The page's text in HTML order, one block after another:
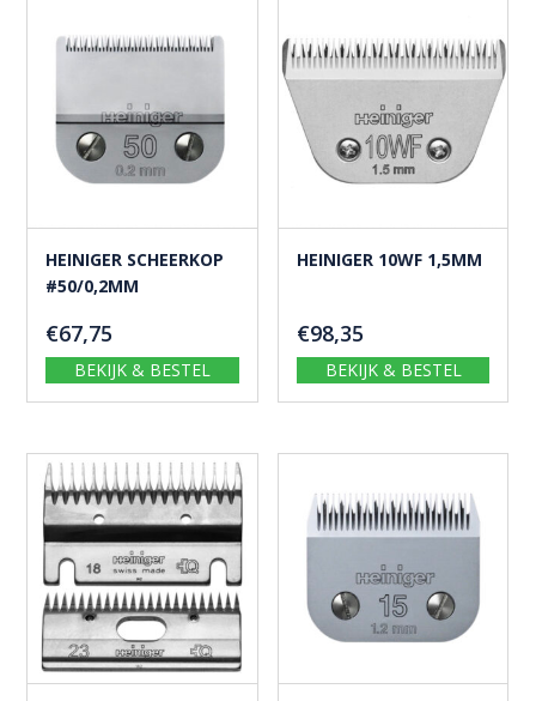
HEINIGER SCHEERKOP
#50/0,2MM
€67,75
BEKIJK & BESTEL
HEINIGER 10WF 1,5MM
€98,35
BEKIJK & BESTEL